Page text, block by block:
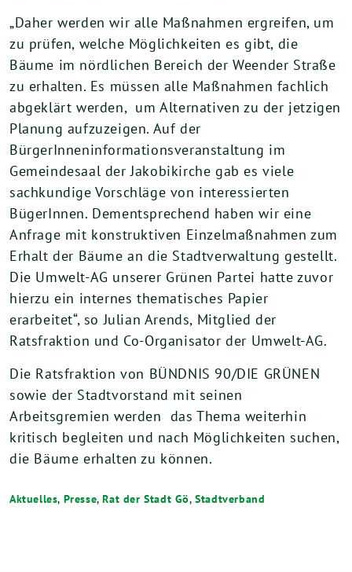
„Daher werden wir alle Maßnahmen ergreifen, um
zu prüfen, welche Möglichkeiten es gibt, die
Bäume im nördlichen Bereich der Weender Straße
zu erhalten. Es müssen alle Maßnahmen fachlich
abgeklärt werden, um Alternativen zu der jetzigen
Planung aufzuzeigen. Auf der
BürgerInneninformationsveranstaltung im
Gemeindesaal der Jakobikirche gab es viele
sachkundige Vorschläge von interessierten
BügerInnen. Dementsprechend haben wir eine
Anfrage mit konstruktiven Einzelmaßnahmen zum
Erhalt der Bäume an die Stadtverwaltung gestellt.
Die Umwelt-AG unserer Grünen Partei hatte zuvor
hierzu ein internes thematisches Papier
erarbeitet“, so Julian Arends, Mitglied der
Ratsfraktion und Co-Organisator der Umwelt-AG.
Die Ratsfraktion von BÜNDNIS 90/DIE GRÜNEN
sowie der Stadtvorstand mit seinen
Arbeitsgremien werden das Thema weiterhin
kritisch begleiten und nach Möglichkeiten suchen,
die Bäume erhalten zu können.
Aktuelles, Presse,Rat der Stadt Gö,Stadtverband